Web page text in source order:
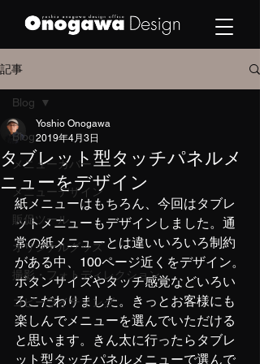
記事
Blog
メニューカバー
メニューデザイン
販促ツール
オリジナルグッズ
撮影・フォトディレクション
コピーライティング
Blog
タブレット型タッチパネルメ
ニューをデザイン
Yoshio Onogawa
2019年4月3日
紙メニューはもちろん、今回はタブレ
ットメニューもデザインしました。通
常の紙メニューとは違いいろいろ制約
がある中、100ページ近くをデザイン。
ボタンサイズやタッチ感覚などいろい
ろこだわりました。きっとお客様にも
楽しんでメニューを選んでいただける
と思います。きん太に行ったらタブレ
ット型タッチパネルメニューで選んで